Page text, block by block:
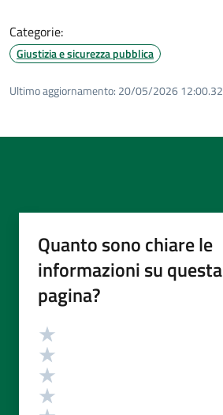
Categorie:
Giustizia e sicurezza pubblica
Ultimo aggiornamento: 20/05/2026 12:00.32
Quanto sono chiare le
informazioni su questa
pagina?
Valutazione